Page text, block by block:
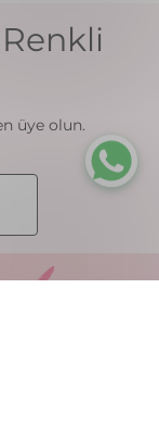
üye olun.